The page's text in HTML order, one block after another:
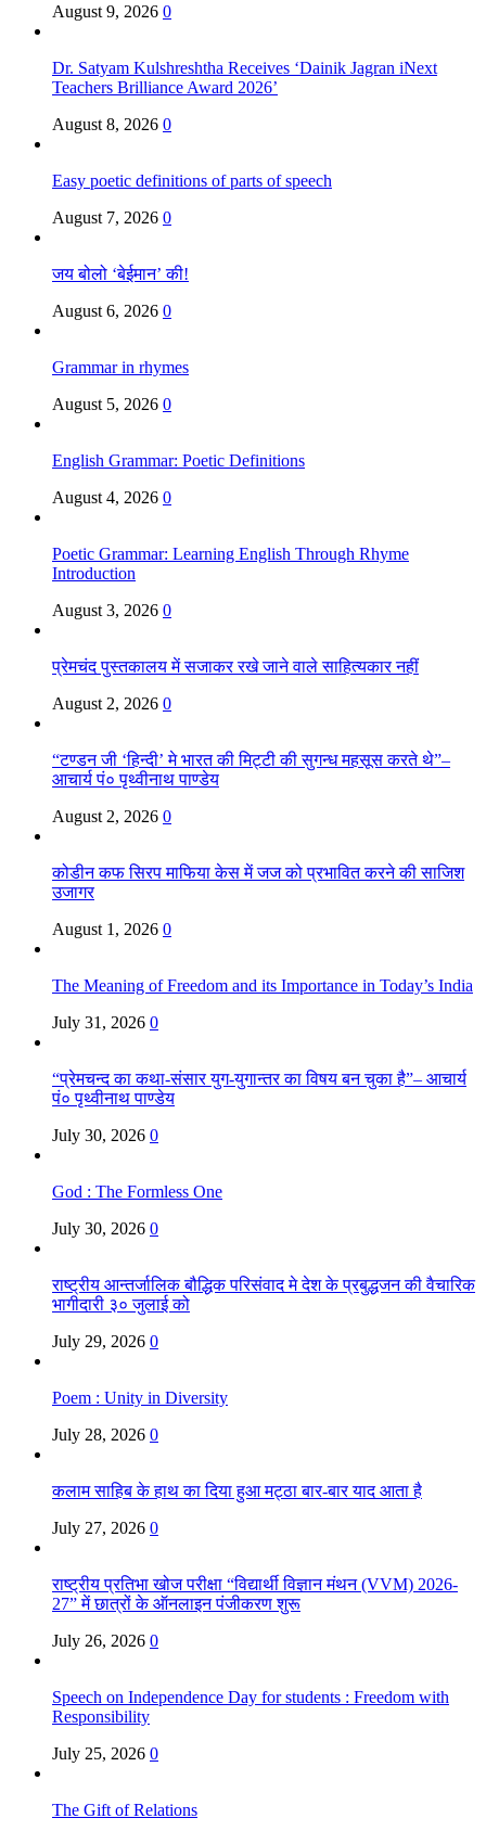
August 9, 2026 0
Dr. Satyam Kulshreshtha Receives ‘Dainik Jagran iNext
Teachers Brilliance Award 2026’
August 8, 2026 0
Easy poetic definitions of parts of speech
August 7, 2026 0
जय बोलो ‘बेईमान’ की!
August 6, 2026 0
Grammar in rhymes
August 5, 2026 0
English Grammar: Poetic Definitions
August 4, 2026 0
Poetic Grammar: Learning English Through Rhyme
Introduction
August 3, 2026 0
प्रेमचंद पुस्तकालय में सजाकर रखे जाने वाले साहित्यकार नहीं
August 2, 2026 0
“टण्डन जी ‘हिन्दी’ मे भारत की मिट्टी की सुगन्ध महसूस करते थे”–
आचार्य पं० पृथ्वीनाथ पाण्डेय
August 2, 2026 0
कोडीन कफ सिरप माफिया केस में जज को प्रभावित करने की साजिश
उजागर
August 1, 2026 0
The Meaning of Freedom and its Importance in Today’s India
July 31, 2026 0
“प्रेमचन्द का कथा-संसार युग-युगान्तर का विषय बन चुका है”– आचार्य
पं० पृथ्वीनाथ पाण्डेय
July 30, 2026 0
God : The Formless One
July 30, 2026 0
राष्ट्रीय आन्तर्जालिक बौद्धिक परिसंवाद मे देश के प्रबुद्धजन की वैचारिक
भागीदारी ३० जुलाई को
July 29, 2026 0
Poem : Unity in Diversity
July 28, 2026 0
कलाम साहिब के हाथ का दिया हुआ मट्ठा बार-बार याद आता है
July 27, 2026 0
राष्ट्रीय प्रतिभा खोज परीक्षा “विद्यार्थी विज्ञान मंथन (VVM) 2026-
27” में छात्रों के ऑनलाइन पंजीकरण शुरू
July 26, 2026 0
Speech on Independence Day for students : Freedom with
Responsibility
July 25, 2026 0
The Gift of Relations